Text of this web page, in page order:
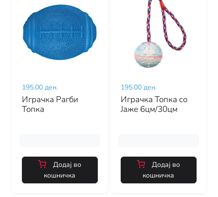
195.00 ден.
Играчка Рагби
Топка
Додај во
кошничка
195.00 ден.
Играчка Топка со
Јаже 6цм/30цм
Додај во
кошничка